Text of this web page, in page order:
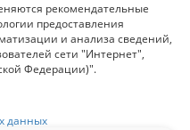
рекомендательные
предоставления
и анализа сведений,
сети "Интернет",
Федерации)".
данных